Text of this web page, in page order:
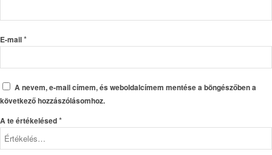
E-mail*
A nevem, e-mail címem, és weboldalcímem mentése a böngészőben a
következő hozzászólásomhoz.
A te értékelésed*